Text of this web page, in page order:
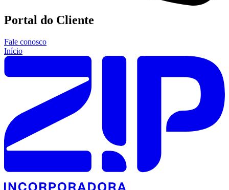
Portal do Cliente
Fale conosco
Início